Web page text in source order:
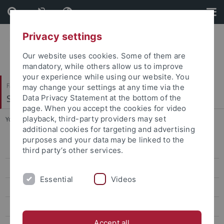
Skip
to
content
Skip
to
footer
Faculty of Protestant Theology
Systematische Theologie II
You are here: Home ... 2013: Gemeinschaft (Fachtagung)
Theol. Fortbildungen
2022: Vulnerabilität. Dimension menschlichen Lebens
Privacy settings
Our website uses cookies. Some of them are
mandatory, while others allow us to improve
your experience while using our website. You
may change your settings at any time via the
Data Privacy Statement at the bottom of the
page. When you accept the cookies for video
playback, third-party providers may set
additional cookies for targeting and advertising
purposes and your data may be linked to the
third party’s other services.
Essential Videos